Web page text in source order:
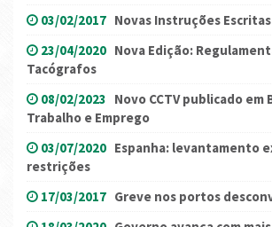
03/02/2017 Novas Instruções Escritas
23/04/2020 Nova Edição:
Tacógrafos
08/02/2023 Novo CCTV publicado em
Trabalho e Emprego
03/07/2020 Espanha: levantamento
restrições
17/03/2017 Greve nos portos